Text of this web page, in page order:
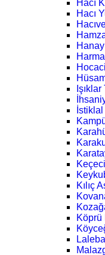
Hacı
Hacı
Kılıç
Köprü